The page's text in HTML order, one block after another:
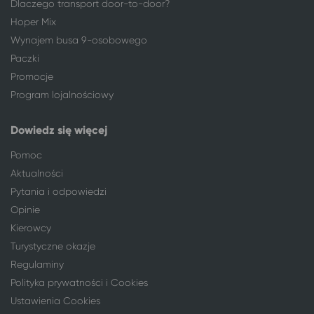
Turek
Tychy
Toruń
Włocławek
Wrocław
Toruń
Toruń
Zamość*
Zielona Góra
ponad 950 lokalizacji
169 miejscowości
Chorzów
Częstochowa
Dąbrowa Górnicza
Głogów
Rewal
Gorzów Wielkopolski
Dlaczego transport door-to-door?
Hoper Mix
Wynajem busa 9-osobowego
Paczki
Promocje
Program lojalnościowy
Dowiedz się więcej
Pomoc
Aktualności
Pytania i odpowiedzi
Opinie
Kierowcy
Turystyczne okazje
Regulaminy
Polityka prywatności i Cookies
Ustawienia Cookies